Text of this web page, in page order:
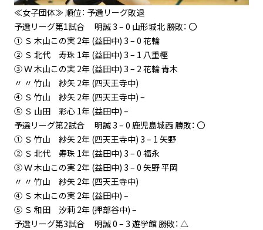
≪女子団体≫ 順位： 予選リーグ敗退
予選リーグ第1試合 明誠 3 – 0 山形城北 勝敗： 〇
① Ｓ 木山この実 2年 (益田中) 3 – 0 花輪
② Ｓ 北代 寿珠 1年 (益田中) 3 – 1 八重樫
③ Ｗ 木山この実 2年 (益田中) 3 – 2 花輪 青木
〃 〃 竹山 紗矢 2年 (四天王寺中)
④ Ｓ 竹山 紗矢 2年 (四天王寺中) –
⑤ Ｓ 山田 彩心 1年 (益田中) –
予選リーグ第2試合 明誠 3 – 0 鹿児島城西 勝敗： 〇
① Ｓ 竹山 紗矢 2年 (四天王寺中) 3 – 1 矢野
② Ｓ 北代 寿珠 1年 (益田中) 3 – 0 福永
③ Ｗ 木山この実 2年 (益田中) 3 – 0 矢野 平岡
〃 〃 竹山 紗矢 2年 (四天王寺中)
④ Ｓ 木山この実 2年 (益田中) –
⑤ Ｓ 和田 汐莉 2年 (押部谷中) –
予選リーグ第3試合 明誠 0 – 3 遊学館 勝敗： △